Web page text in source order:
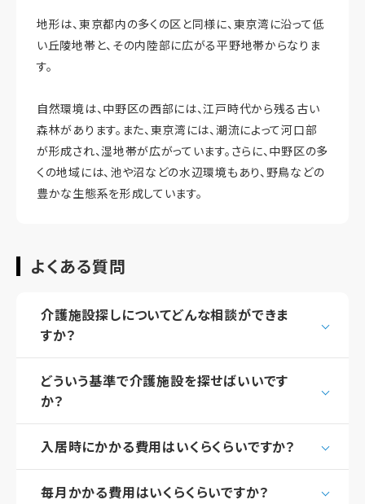
地形は、東京都内の多くの区と同様に、東京湾に沿って低
い丘陵地帯と、その内陸部に広がる平野地帯からなりま
す。
自然環境は、中野区の西部には、江戸時代から残る古い
森林があります。また、東京湾には、潮流によって河口部
が形成され、湿地帯が広がっています。さらに、中野区の多
くの地域には、池や沼などの水辺環境もあり、野鳥などの
豊かな生態系を形成しています。
よくある質問
介護施設探しについてどんな相談ができま
すか？
どういう基準で介護施設を探せばいいです
か？
入居時にかかる費用はいくらくらいですか？
毎月かかる費用はいくらくらいですか？